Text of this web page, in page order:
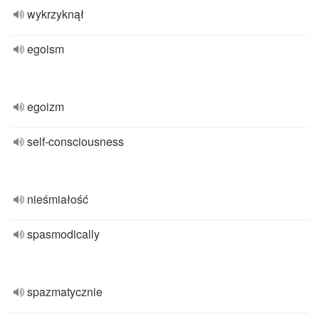
wykrzyknął
egoism
egoizm
self-consciousness
nieśmiałość
spasmodically
spazmatycznie